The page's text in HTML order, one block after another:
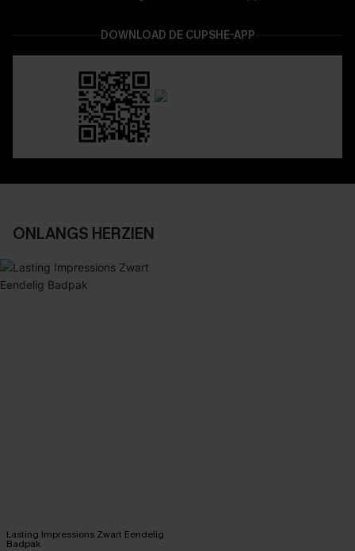
DOWNLOAD DE CUPSHE-APP
ONLANGS HERZIEN
Lasting Impressions Zwart Eendelig
Badpak